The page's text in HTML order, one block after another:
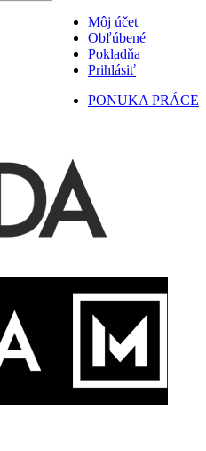
Môj účet
Obľúbené
Pokladňa
Prihlásiť
PONUKA PRÁCE